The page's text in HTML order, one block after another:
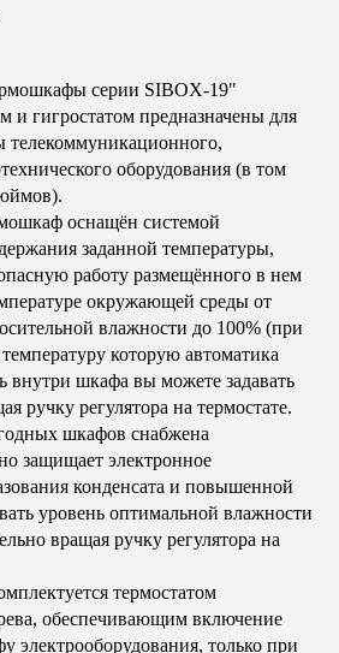
серии SIBOX-19"
гигростатом предназначены для
телекоммуникационного,
оборудования (в том
оснащён системой
заданной температуры,
работу размещённого в нем
окружающей среды от
влажности до 100% (при
которую автоматика
внутри шкафа вы можете задавать
ручку регулятора на термостате.
шкафов снабжена
защищает электронное
конденсата и повышенной
уровень оптимальной влажности
вращая ручку регулятора на
термостатом
обеспечивающим включение
электрооборудования, только при